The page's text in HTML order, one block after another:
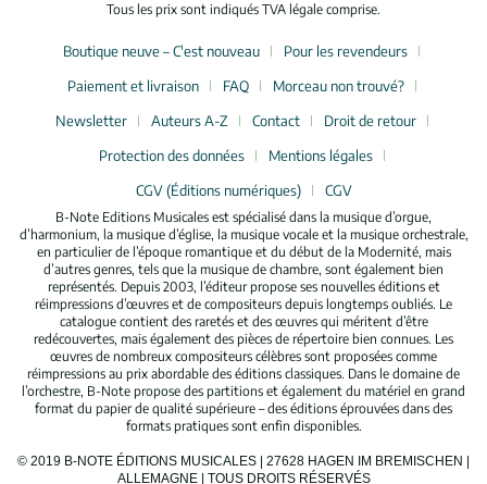
Tous les prix sont indiqués TVA légale comprise.
Boutique neuve – C'est nouveau
Pour les revendeurs
Paiement et livraison
FAQ
Morceau non trouvé?
Newsletter
Auteurs A-Z Contact
Droit de retour
Protection des données
Mentions légales
CGV (Éditions numériques)
CGV
B-Note Editions Musicales est spécialisé dans la musique d’orgue,
d’harmonium, la musique d’église, la musique vocale et la musique orchestrale,
en particulier de l’époque romantique et du début de la Modernité, mais
d’autres genres, tels que la musique de chambre, sont également bien
représentés. Depuis 2003, l’éditeur propose ses nouvelles éditions et
réimpressions d’œuvres et de compositeurs depuis longtemps oubliés. Le
catalogue contient des raretés et des œuvres qui méritent d’être
redécouvertes, mais également des pièces de répertoire bien connues. Les
œuvres de nombreux compositeurs célèbres sont proposées comme
réimpressions au prix abordable des éditions classiques. Dans le domaine de
l’orchestre, B-Note propose des partitions et également du matériel en grand
format du papier de qualité supérieure – des éditions éprouvées dans des
formats pratiques sont enfin disponibles.
© 2019 B-NOTE ÉDITIONS MUSICALES | 27628 HAGEN IM BREMISCHEN |
ALLEMAGNE | TOUS DROITS RÉSERVÉS